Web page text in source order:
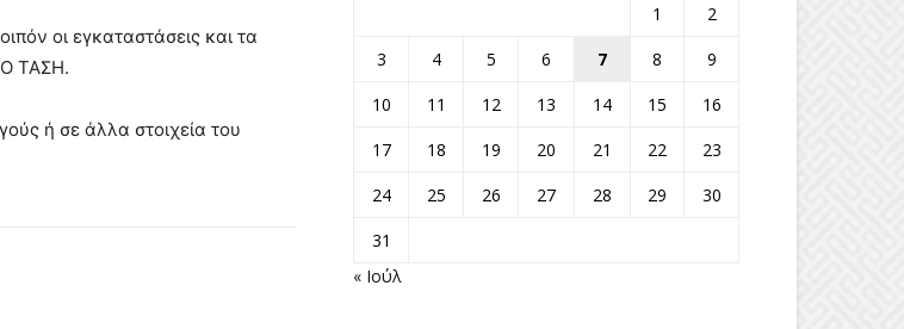
οι εγκαταστάσεις και τα
ΤΑΣΗ.
ή σε άλλα στοιχεία του
1
2
3
4 5 6 7 8
9
10
11 12 13 14 15
16
17
18 19 20 21 22
23
24
25 26 27 28 29
30
31
« Ιούλ